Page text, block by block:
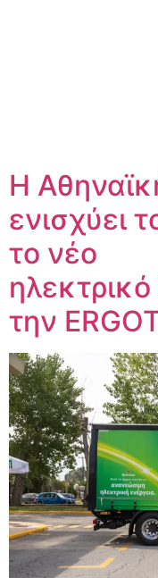
Η
ενισχύει
το νέο
την